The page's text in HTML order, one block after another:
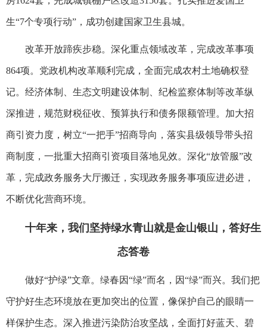
生“7个专项行动”，成功创建国家卫生县城。
改革开放蹄疾步稳。深化重点领域改革，完成改革事项
864项。党政机构改革顺利完成，全面完成农村土地确权登
记。经济体制、生态文明建设体制、纪检监察体制等改革纵
深推进，规范财税征收、预算执行和债务限额管理。加大招
商引资力度，树立“一把手”招商导向，落实县级领导带头招
商制度，一批重大招商引资项目落地见效。深化“放管服”改
革，完成政务服务大厅搬迁，实现政务服务事项应进必进，
不断优化营商环境。
十年来，我们坚持绿水青山就是金山银山，答好生
态答卷
做好“护绿”文章。绿春因“绿”而名，因“绿”而兴。我们把
守护好生态环境放在更加突出的位置，像保护自己的眼睛一
样保护生态。深入推进污染防治攻坚战，全面打好蓝天、碧